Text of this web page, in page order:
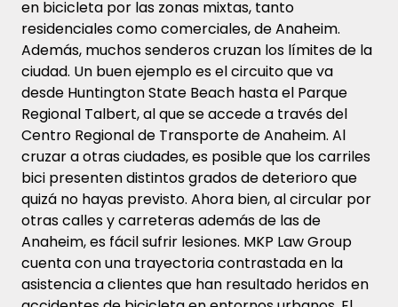
en bicicleta por las zonas mixtas, tanto
residenciales como comerciales, de Anaheim.
Además, muchos senderos cruzan los límites de la
ciudad. Un buen ejemplo es el circuito que va
desde Huntington State Beach hasta el Parque
Regional Talbert, al que se accede a través del
Centro Regional de Transporte de Anaheim. Al
cruzar a otras ciudades, es posible que los carriles
bici presenten distintos grados de deterioro que
quizá no hayas previsto. Ahora bien, al circular por
otras calles y carreteras además de las de
Anaheim, es fácil sufrir lesiones. MKP Law Group
cuenta con una trayectoria contrastada en la
asistencia a clientes que han resultado heridos en